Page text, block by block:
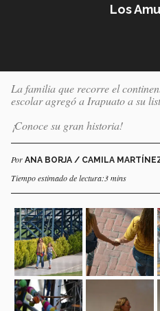
Los
La familia que recorre el
escolar agregó a Irapuato a su
¡Conoce su gran historia!
Por ANA BORJA / CAMILA
Tiempo estimado de lectura:3 mins